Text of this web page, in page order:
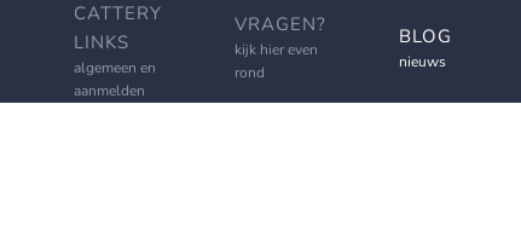
CATTERY
LINKS
algemeen en
aanmelden
VRAGEN?
kijk hier even
rond
BLOG
nieuws